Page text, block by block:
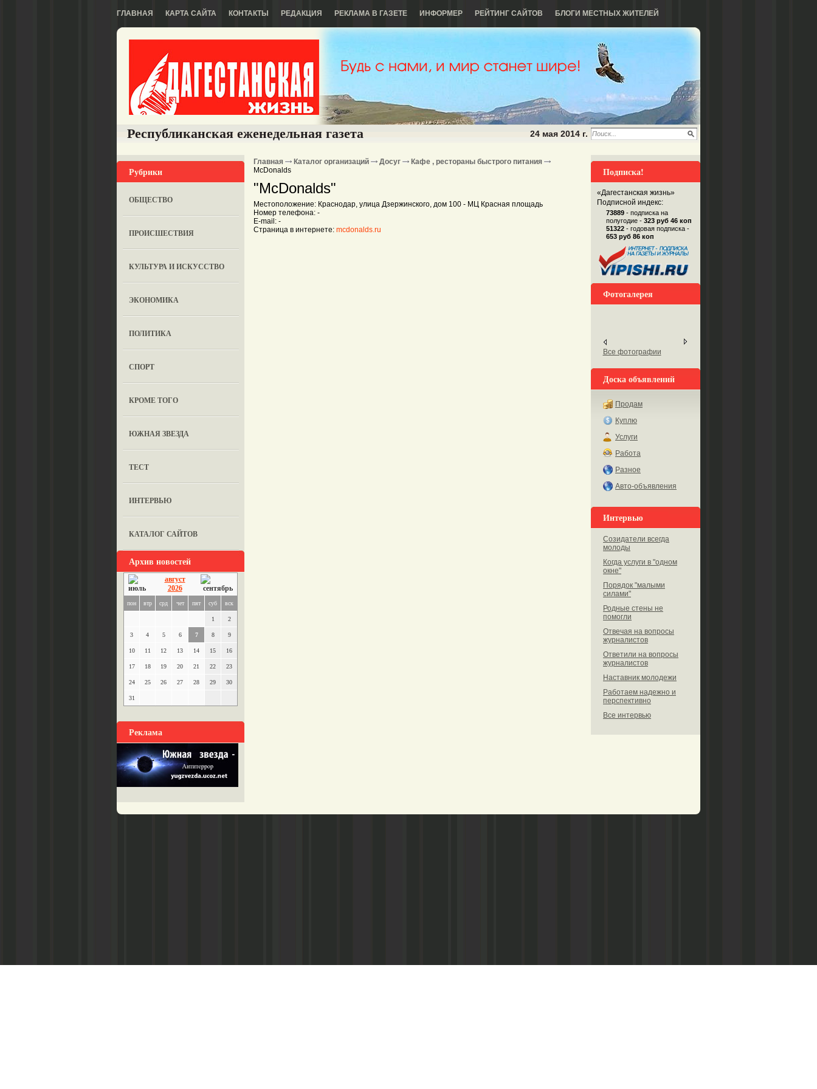
ГЛАВНАЯ КАРТА САЙТА КОНТАКТЫ РЕДАКЦИЯ РЕКЛАМА В ГАЗЕТЕ ИНФОРМЕР РЕЙТИНГ САЙТОВ БЛОГИ МЕСТНЫХ ЖИТЕЛЕЙ
Республиканская еженедельная газета 24 мая 2014 г.
Рубрики
ОБЩЕСТВО
ПРОИСШЕСТВИЯ
КУЛЬТУРА И ИСКУССТВО
ЭКОНОМИКА
ПОЛИТИКА
СПОРТ
КРОМЕ ТОГО
ЮЖНАЯ ЗВЕЗДА
ТЕСТ
ИНТЕРВЬЮ
КАТАЛОГ САЙТОВ
Архив новостей
август
2026
пон втр срд чет пят суб вск
1 2
3 4 5 6 7 8 9
10 11 12 13 14 15 16
17 18 19 20 21 22 23
24 25 26 27 28 29 30
31
Реклама
Главная Каталог организаций Досуг
Кафе , рестораны быстрого питания
McDonalds
"McDonalds"
Местоположение: Краснодар, улица Дзержинского, дом 100 - МЦ Красная площадь
Номер телефона: -
E-mail: -
Страница в интернете: mcdonalds.ru
Подписка!
«Дагестанская жизнь»
Подписной индекс:
73889 - подписка на
полугодие - 323 руб 46 коп
51322 - годовая подписка -
653 руб 86 коп
Фотогалерея
Все фотографии
Доска объявлений
Продам
Куплю
Услуги
Работа
Разное
Авто-объявления
Интервью
Созидатели всегда
молоды
Когда услуги в "одном
окне"
Порядок "малыми
силами"
Родные стены не
помогли
Отвечая на вопросы
журналистов
Ответили на вопросы
журналистов
Наставник молодежи
Работаем надежно и
перспективно
Все интервью